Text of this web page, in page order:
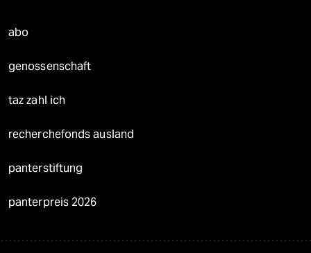
abo
genossenschaft
taz zahl ich
recherchefonds ausland
panterstiftung
panterpreis 2026